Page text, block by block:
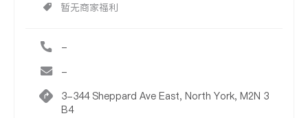
暂无商家福利
-
-
3-344 Sheppard Ave East, North York, M2N 3
B4